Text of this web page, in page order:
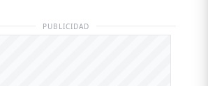
PUBLICIDAD